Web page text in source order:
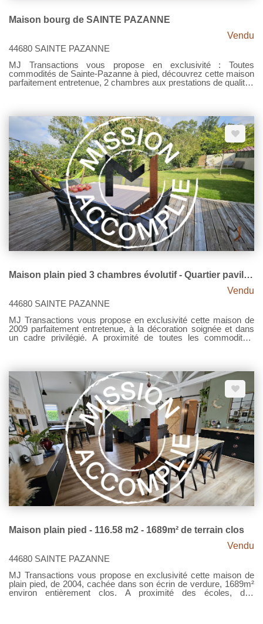
Maison bourg de SAINTE PAZANNE
Vendu
44680 SAINTE PAZANNE
MJ Transactions vous propose en exclusivité : Toutes
commodités de Sainte-Pazanne à pied, découvrez cette maison
parfaitement entretenue, 2 chambres aux prestations de qualité !
séduire par ses volumes, son état impeccable, pour le reste,
une visite ? Contactez MJ Transactions. Prix 263.000€ Net
Vendeur - Honoraires 4.56% TTC à la charge de l'acquéreur.
État des risques et pollutions - Les informations sur les risques
auxquels ce bien est exposé sont disponibles sur le site
Géorisques : www.georisques.gouv.fr.
Maison plain pied 3 chambres évolutif - Quartier pavillonnaire recherché - Sainte Pazanne
Vendu
44680 SAINTE PAZANNE
MJ Transactions vous propose en exclusivité cette maison de
2009 parfaitement entretenue, à la décoration soignée et dans
un cadre privilégié. A proximité de toutes les commodités,
615m² entièrement clos et arboré vous offre un espace extérieur
sans vis à vis, plein de charme avec ses arbres fruitiers et sa
vue dégagée. Garage. Atelier, Carport. Prix 320 000€ Net
Vendeur - Honoraires 4,53% TTC à la charge de l'acquéreur
État des risques et pollutions - Les informations sur les risques
auxquels ce bien est exposé sont disponibles sur le site
Géorisques : www.georisques.gouv.fr.
Maison plain pied - 116.58 m2 - 1689m² de terrain clos
Vendu
44680 SAINTE PAZANNE
MJ Transactions vous propose en exclusivité cette maison de
plain pied, de 2004, cachée dans son écrin de verdure, 1689m²
environ entièrement clos. A proximité des écoles, des